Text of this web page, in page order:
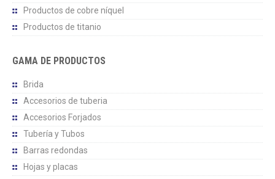
Productos de cobre níquel
Productos de titanio
GAMA DE PRODUCTOS
Brida
Accesorios de tuberia
Accesorios Forjados
Tubería y Tubos
Barras redondas
Hojas y placas